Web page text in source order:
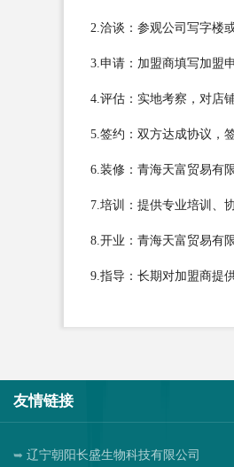
2.洽谈：参观公司写字楼
3.申请：加盟商填写加盟
4.评估：实地考察，对店
5.签约：双方达成协议，
6.装修：青海天富贸易有
7.培训：提供专业培训、
8.开业：青海天富贸易有
9.指导：长期对加盟商提
友情链接
辽宁朝阳长盛生物科技有限公司